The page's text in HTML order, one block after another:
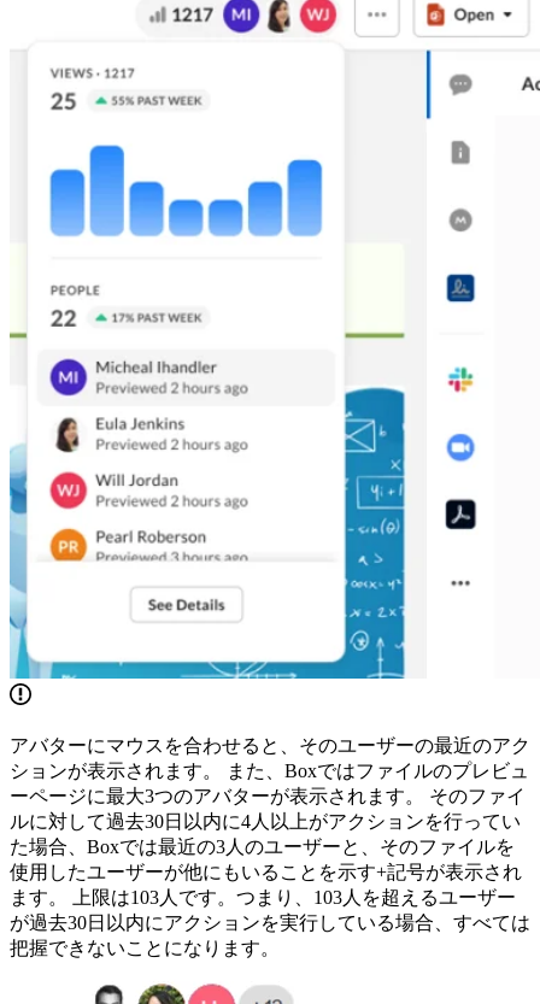
アバターにマウスを合わせると、そのユーザーの最近のアク
ションが表示されます。 また、Boxではファイルのプレビュ
ーページに最大3つのアバターが表示されます。 そのファイ
ルに対して過去30日以内に4人以上がアクションを行ってい
た場合、Boxでは最近の3人のユーザーと、そのファイルを
使用したユーザーが他にもいることを示す+記号が表示され
ます。 上限は103人です。つまり、103人を超えるユーザー
が過去30日以内にアクションを実行している場合、すべては
把握できないことになります。